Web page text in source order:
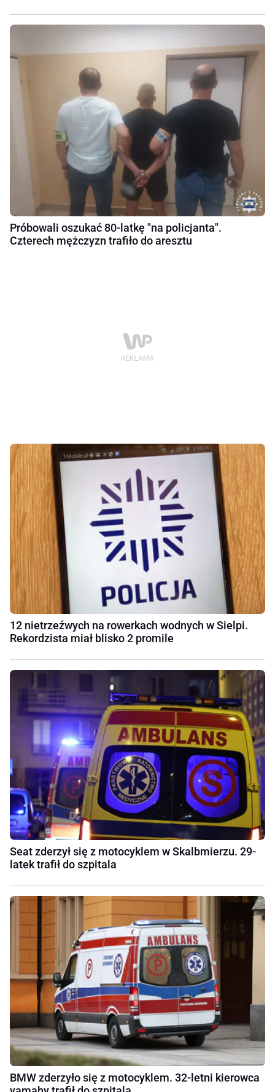
Próbowali oszukać 80-latkę "na policjanta".
Czterech mężczyzn trafiło do aresztu
12 nietrzeźwych na rowerkach wodnych w Sielpi.
Rekordzista miał blisko 2 promile
Seat zderzył się z motocyklem w Skalbmierzu. 29-
latek trafił do szpitala
BMW zderzyło się z motocyklem. 32-letni kierowca